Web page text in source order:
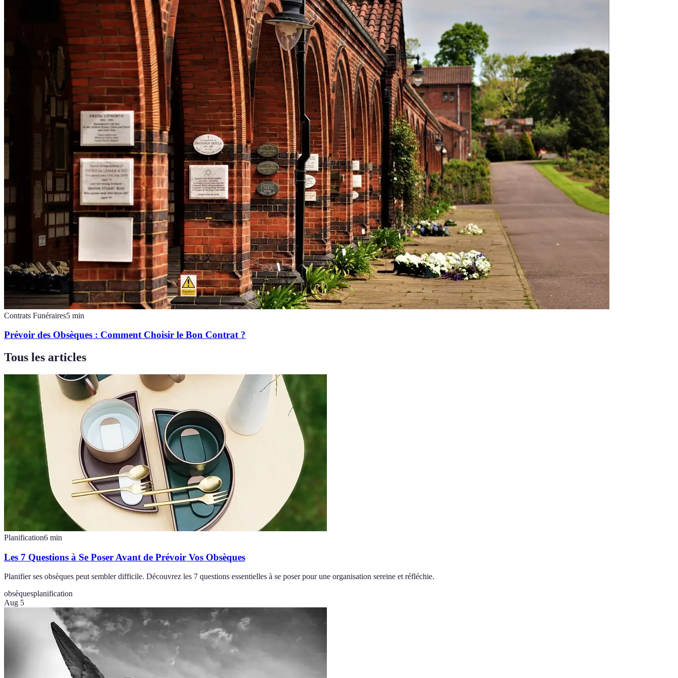
Contrats Funéraires5 min
Prévoir des Obsèques : Comment Choisir le Bon Contrat ?
Tous les articles
Planification6 min
Les 7 Questions à Se Poser Avant de Prévoir Vos Obsèques
Planifier ses obsèques peut sembler difficile. Découvrez les 7 questions essentielles à se poser pour une organisation sereine et réfléchie.
obsèquesplanification
Aug 5